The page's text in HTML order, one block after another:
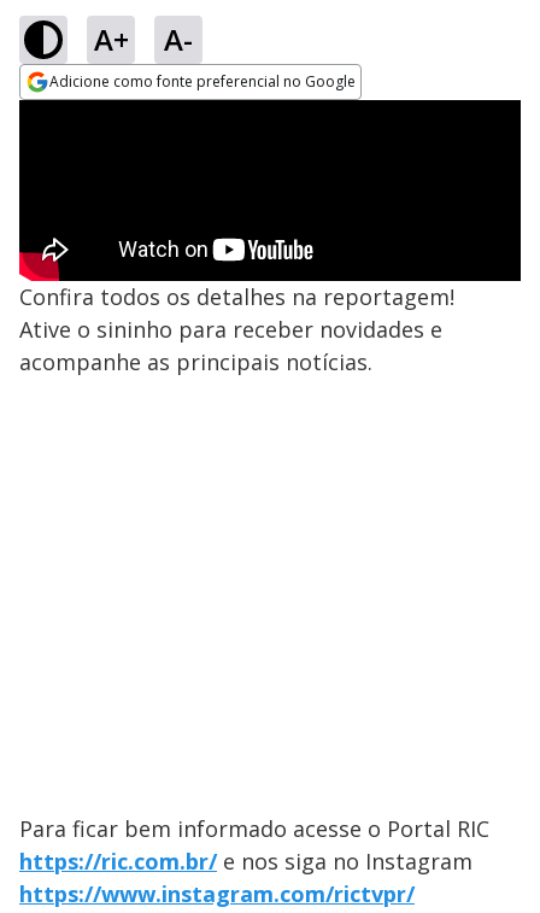
A+ A-
Adicione como fonte preferencial no Google
Confira todos os detalhes na reportagem!
Ative o sininho para receber novidades e
acompanhe as principais notícias.
Para ficar bem informado acesse o Portal ​RIC
https://ric.com.br/e nos siga no Instagram
https://www.instagram.com/rictvpr/